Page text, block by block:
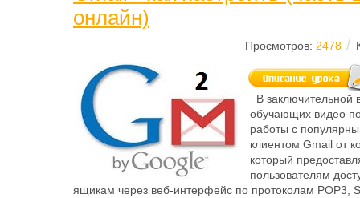
онлайн)
Просмотров: 2478 /
В заключительной
обучающих видео
работы с
клиентом Gmail от
который
пользователям
ящикам через веб-интерфейс по протоколам POP3,